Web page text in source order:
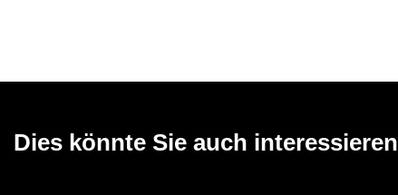
Dies könnte Sie auch interessieren